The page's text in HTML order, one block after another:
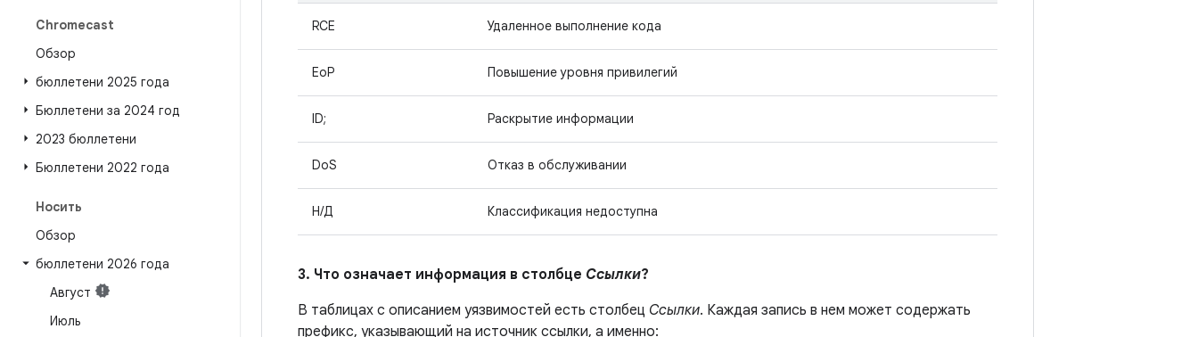
Chromecast
Обзор
бюллетени 2025 года
Бюллетени за 2024 год
2023 бюллетени
Бюллетени 2022 года
Носить
Обзор
бюллетени 2026 года
Август
Июль
RCE Удаленное выполнение кода
EoP Повышение уровня привилегий
ID; Раскрытие информации
DoS Отказ в обслуживании
Н/Д Классификация недоступна
3. Что означает информация в столбце Ссылки?
В таблицах с описанием уязвимостей есть столбец Ссылки. Каждая запись в нем может содержать
префикс, указывающий на источник ссылки, а именно: